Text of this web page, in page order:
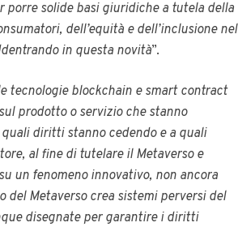
porre solide basi giuridiche a tutela della
dell’equità e dell’inclusione nel
in questa novità”.
tecnologie blockchain e smart contract
prodotto o servizio che stanno
diritti stanno cedendo e a quali
al fine di tutelare il Metaverso e
un fenomeno innovativo, non ancora
Metaverso crea sistemi perversi del
disegnate per garantire i diritti